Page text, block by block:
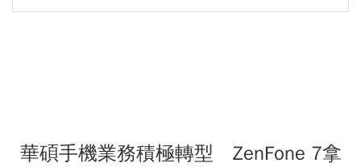
華碩手機業務積極轉型 ZenFone 7拿